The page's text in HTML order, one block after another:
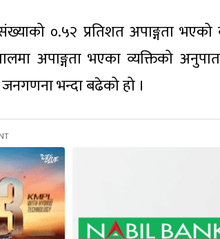
०.५२ प्रतिशत अपाङ्गता भएको
अपाङ्गता भएका व्यक्तिको
भन्दा बढेको हो ।